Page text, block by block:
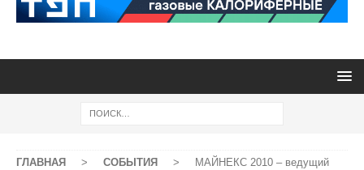
ГЛАВНАЯ > СОБЫТИЯ >
МАЙНЕКС 2010 – ведущий